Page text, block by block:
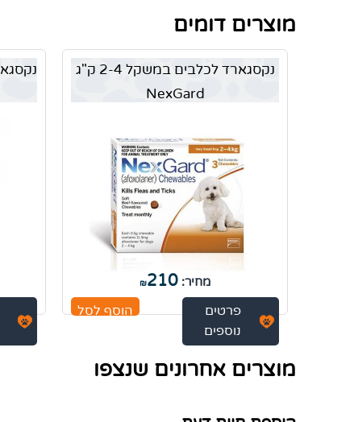
מוצרים דומים
נקסגארד לכלבים במשקל 2-4 ק"ג
NexGard
מחיר: ₪210
פרטים
נוספים
הוסף לסל
מוצרים אחרונים שנצפו